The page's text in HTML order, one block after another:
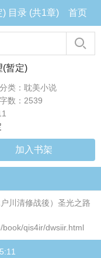
) 目录 (共1章) 首页
(暂定)
分类：耽美小说
字数：2539
加入书架
川清修战後）圣光之路
qis4ir/dwsiir.html